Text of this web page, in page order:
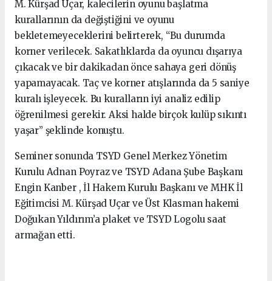
M. Kürşad Uçar, kalecilerin oyunu başlatma
kurallarının da değiştiğini ve oyunu
bekletemeyeceklerini belirterek, “Bu durumda
korner verilecek. Sakatlıklarda da oyuncu dışarıya
çıkacak ve bir dakikadan önce sahaya geri dönüş
yapamayacak. Taç ve korner atışlarında da 5 saniye
kuralı işleyecek. Bu kuralların iyi analiz edilip
öğrenilmesi gerekir. Aksi halde birçok kulüp sıkıntı
yaşar” şeklinde konuştu.
Seminer sonunda TSYD Genel Merkez Yönetim
Kurulu Adnan Poyraz ve TSYD Adana Şube Başkanı
Engin Kanber , İl Hakem Kurulu Başkanı ve MHK İl
Eğitimcisi M. Kürşad Uçar ve Üst Klasman hakemi
Doğukan Yıldırım’a plaket ve TSYD Logolu saat
armağan etti.